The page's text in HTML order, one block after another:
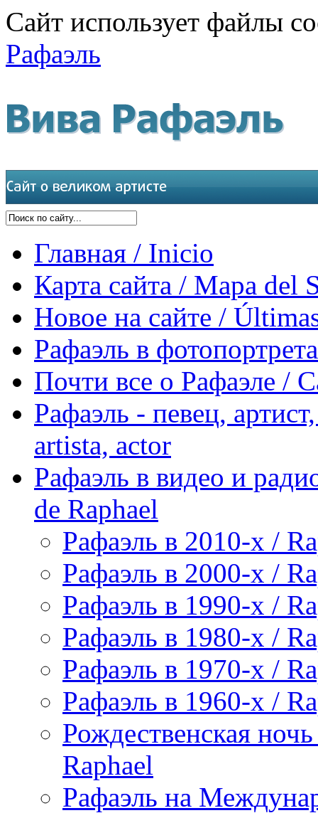
Сайт использует файлы
Рафаэль
Главная / Inicio
Карта сайта / Mapa del
Новое на сайте /
Рафаэль в
Почти все о Рафаэле /
Рафаэль - певец,
artista, actor
Рафаэль в видео и
de Raphael
Рафаэль в 2010-х /
Рафаэль в 2000-х /
Рафаэль в 1990-х /
Рафаэль в 1980-х /
Рафаэль в 1970-х /
Рафаэль в 1960-х /
Рождественская
Raphael
Рафаэль на